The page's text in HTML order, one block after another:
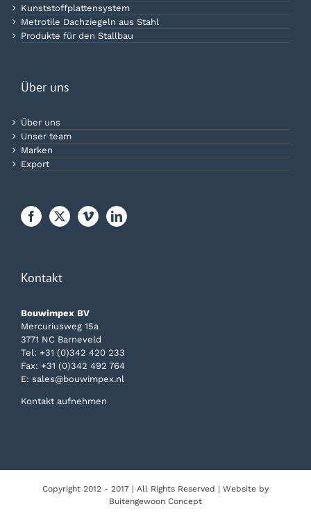
Kunststoffplattensystem
Metrotile Dachziegeln aus Stahl
Produkte für den Stallbau
Über uns
Über uns
Unser team
Marken
Export
Kontakt
Bouwimpex BV
Mercuriusweg 15a
3771 NC Barneveld
Tel: +31 (0)342 420 233
Fax: +31 (0)342 492 764
E: sales@bouwimpex.nl
Kontakt aufnehmen
Copyright 2012 - 2017 | All Rights Reserved | Website by
Buitengewoon Concept